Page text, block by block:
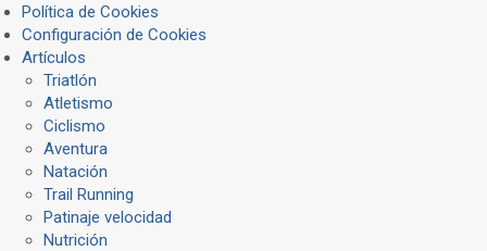
Política de Cookies
Configuración de Cookies
Artículos
Triatlón
Atletismo
Ciclismo
Aventura
Natación
Trail Running
Patinaje velocidad
Nutrición